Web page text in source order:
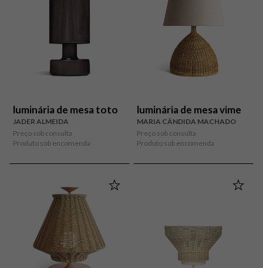
luminária de mesa toto
JADER ALMEIDA
Preço sob consulta
Produto sob encomenda
luminária de mesa vime
MARIA CÂNDIDA MACHADO
Preço sob consulta
Produto sob encomenda